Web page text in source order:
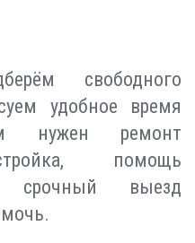
свободного
удобное время
нужен ремонт
помощь
срочный выезд